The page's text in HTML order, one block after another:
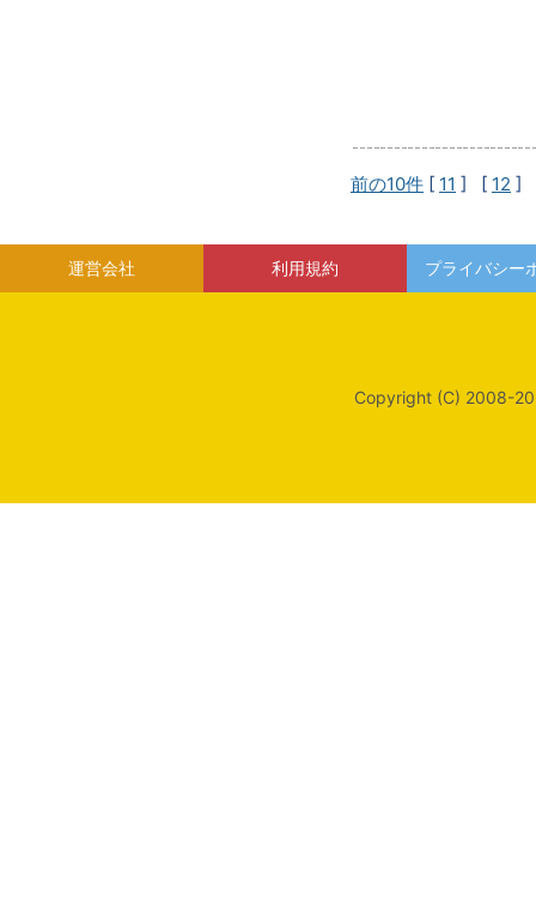
前の10件 [ 11 ] [ 12 ]
運営会社 利用規約 プライバシー
Copyright (C) 2008-